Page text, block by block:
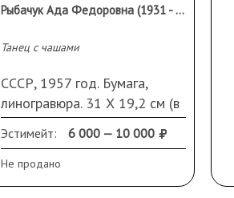
Рыбачук Ада Федоровна (1931 - 2010 гг.)
Танец с чашами
СССР, 1957 год. Бумага,
линогравюра. 31 Х 19,2 см (в
свету). Слева внизу подпись и
номер оттиска "3/4", подпись
справа внизу.
Эстимейт: 6 000 — 10 000
Не продано